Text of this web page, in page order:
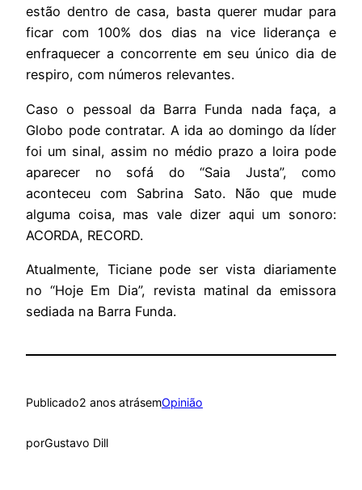
estão dentro de casa, basta querer mudar para
ficar com 100% dos dias na vice liderança e
enfraquecer a concorrente em seu único dia de
respiro, com números relevantes.
Caso o pessoal da Barra Funda nada faça, a
Globo pode contratar. A ida ao domingo da líder
foi um sinal, assim no médio prazo a loira pode
aparecer no sofá do “Saia Justa”, como
aconteceu com Sabrina Sato. Não que mude
alguma coisa, mas vale dizer aqui um sonoro:
ACORDA, RECORD.
Atualmente, Ticiane pode ser vista diariamente
no “Hoje Em Dia”, revista matinal da emissora
sediada na Barra Funda.
Publicado2 anos atrásemOpinião
porGustavo Dill